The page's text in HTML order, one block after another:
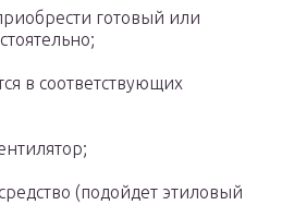
готовый или
в соответствующих
(подойдет этиловый